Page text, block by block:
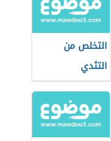
التخلص من
التثدي